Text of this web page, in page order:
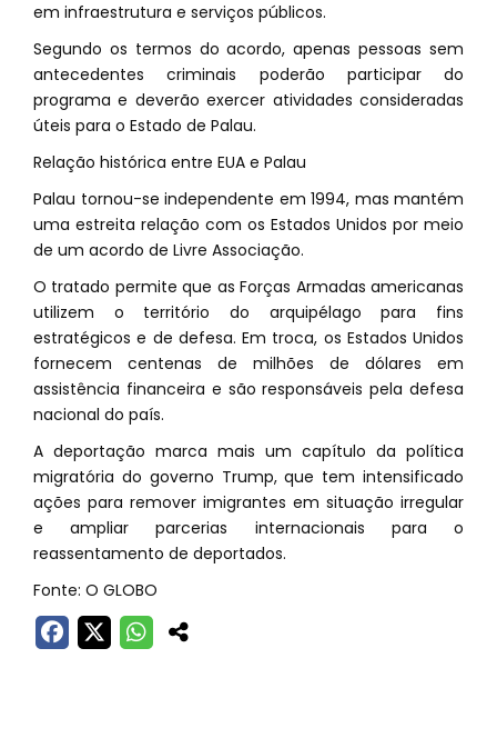
em infraestrutura e serviços públicos.
Segundo os termos do acordo, apenas pessoas sem
antecedentes criminais poderão participar do
programa e deverão exercer atividades consideradas
úteis para o Estado de Palau.
Relação histórica entre EUA e Palau
Palau tornou-se independente em 1994, mas mantém
uma estreita relação com os Estados Unidos por meio
de um acordo de Livre Associação.
O tratado permite que as Forças Armadas americanas
utilizem o território do arquipélago para fins
estratégicos e de defesa. Em troca, os Estados Unidos
fornecem centenas de milhões de dólares em
assistência financeira e são responsáveis pela defesa
nacional do país.
A deportação marca mais um capítulo da política
migratória do governo Trump, que tem intensificado
ações para remover imigrantes em situação irregular
e ampliar parcerias internacionais para o
reassentamento de deportados.
Fonte: O GLOBO